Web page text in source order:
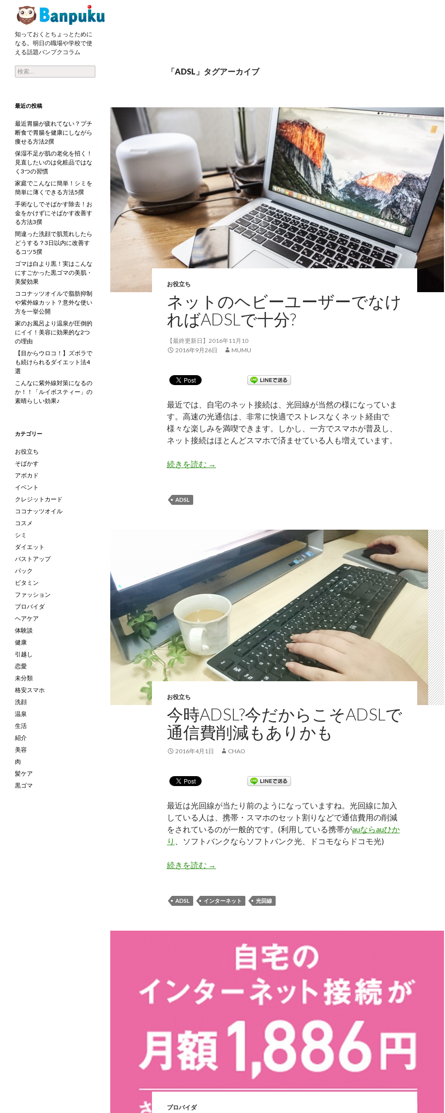
「ADSL」タグアーカイブ
お役立ち
ネットのヘビーユーザーでなけ
ればADSLで十分?
【最終更新日】2016年11月10
2016年9月26日
MUMU
最近では、自宅のネット接続は、光回線が当然の様になっていま
す。高速の光通信は、非常に快適でストレスなくネット経由で
様々な楽しみを満喫できます。しかし、一方でスマホが普及し、
ネット接続はほとんどスマホで済ませている人も増えています。
続きを読む ネットのヘビーユーザーでなければADSLで十分?
→
ADSL
お役立ち
今時ADSL?今だからこそADSLで
通信費削減もありかも
2016年4月1日 CHAO
最近は光回線が当たり前のようになっていますね。光回線に加入
している人は、携帯・スマホのセット割りなどで通信費用の削減
をされているのが一般的です。(利用している携帯がauならauひか
り
、ソフトバンクならソフトバンク光、ドコモならドコモ光)
続きを読む 今時ADSL?今だからこそADSLで通信費削減もありかも
→
ADSL インターネット 光回線
プロバイダ
知っておくとちょっとために
なる。明日の職場や学校で使
える話題バンプクコラム
検索:
最近の投稿
最近胃腸が疲れてない？プチ
断食で胃腸を健康にしながら
痩せる方法2撰
保湿不足が肌の老化を招く！
見直したいのは化粧品ではな
く3つの習慣
家庭でこんなに簡単！シミを
簡単に薄くできる方法5撰
手術なしでそばかす除去！お
金をかけずにそばかす改善す
る方法3撰
間違った洗顔で肌荒れしたら
どうする？3日以内に改善す
るコツ5撰
ゴマは白より黒！実はこんな
にすごかった黒ゴマの美肌・
美髪効果
ココナッツオイルで脂肪抑制
や紫外線カット？意外な使い
方を一挙公開
家のお風呂より温泉が圧倒的
にイイ！美容に効果的な2つ
の理由
【目からウロコ！】ズボラで
も続けられるダイエット法4
選
こんなに紫外線対策になるの
か！！「ルイボスティー」の
素晴らしい効果♪
カテゴリー
お役立ち
そばかす
アボカド
イベント
クレジットカード
ココナッツオイル
コスメ
シミ
ダイエット
バストアップ
パック
ビタミン
ファッション
プロバイダ
ヘアケア
体験談
健康
引越し
恋愛
未分類
格安スマホ
洗顔
温泉
生活
紹介
美容
肉
髪ケア
黒ゴマ